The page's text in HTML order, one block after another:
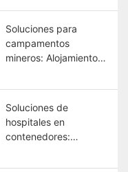
de proyectos
Soluciones para
campamentos
mineros: Alojamiento
trabajadores en
proyectos mineros
remotos
Soluciones de
hospitales en
contenedores:
sanitarias modulares